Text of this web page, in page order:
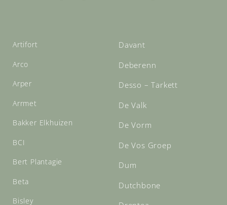
Artifort
Arco
Arper
Arrmet
Bakker Elkhuizen
BCI
Bert Plantagie
Beta
Bisley
Davant
Deberenn
Desso – Tarkett
De Valk
De Vorm
De Vos Groep
Dum
Dutchbone